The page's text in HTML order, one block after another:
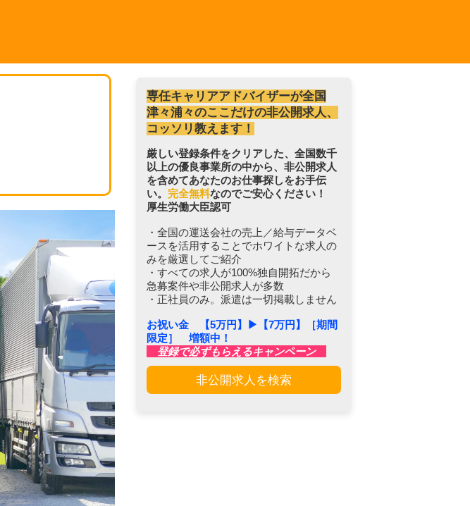
専任キャリアアドバイザーが全国
津々浦々のここだけの非公開求人、
コッソリ教えます！
厳しい登録条件をクリアした、全国数千
以上の優良事業所の中から、非公開求人
を含めてあなたのお仕事探しをお手伝
い。 完全無料なのでご安心ください！
厚生労働大臣認可
・全国の運送会社の売上／給与データベ
ースを活用することでホワイトな求人の
みを厳選してご紹介
・すべての求人が100%独自開拓だから
急募案件や非公開求人が多数
・正社員のみ。派遣は一切掲載しません
お祝い金 【5万円】▶︎【7万円】［期間
限定］ 増額中！
登録で必ずもらえるキャンペーン
非公開求人を検索